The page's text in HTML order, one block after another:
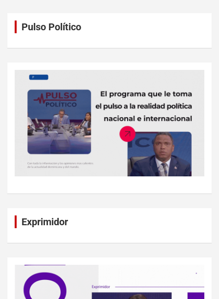
Pulso Político
Exprimidor